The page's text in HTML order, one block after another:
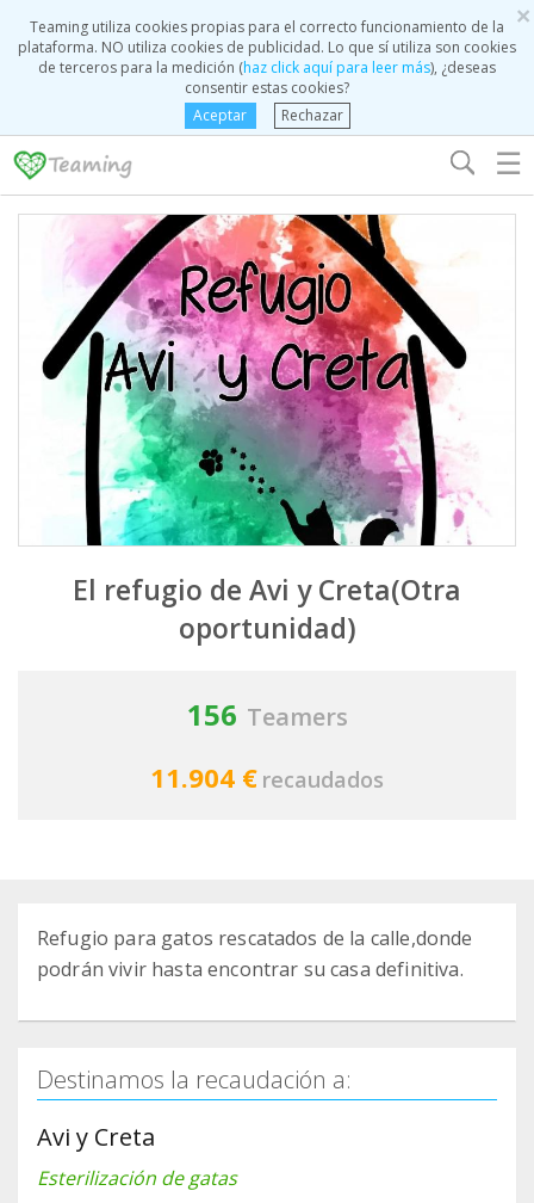
×
Teaming utiliza cookies propias para el correcto funcionamiento de la
plataforma. NO utiliza cookies de publicidad. Lo que sí utiliza son cookies
de terceros para la medición (haz click aquí para leer más), ¿deseas
consentir estas cookies?
Aceptar
Rechazar
☰
El refugio de Avi y Creta(Otra
oportunidad)
156 Teamers
11.904 € recaudados
Refugio para gatos rescatados de la calle,donde
podrán vivir hasta encontrar su casa definitiva.
Destinamos la recaudación a:
Avi y Creta
Esterilización de gatas